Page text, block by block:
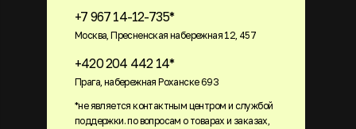
+7 967 14-12-735*
Москва, Пресненская набережная 12, 457
+420 204 442 14*
Прага, набережная Роханске 693
*не является контактным центром и службой
поддержки. по вопросам о товарах и заказах,